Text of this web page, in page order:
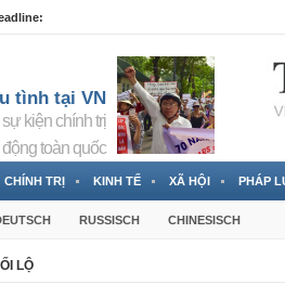
tình tại VN
kiện chính trị
toàn quốc
CHÍNH TRỊ KINH TẾ XÃ HỘI PHÁP
RUSSISCH CHINESISCH
LỘ